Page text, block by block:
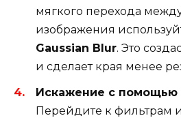
мягкого перехода
изображения
Gaussian Blur. Это
и сделает края менее
Искажение с помощью
Перейдите к фильтрам